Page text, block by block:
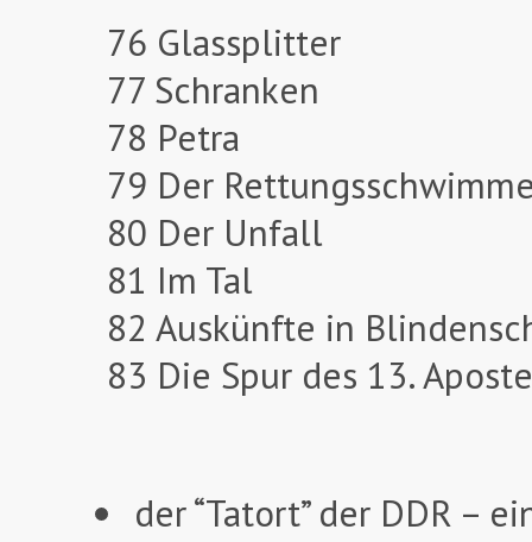
76 Glassplitter
77 Schranken
78 Petra
79 Der
80 Der Unfall
81 Im Tal
82 Auskünfte in
83 Die Spur des 13.
der “Tatort” der DDR –